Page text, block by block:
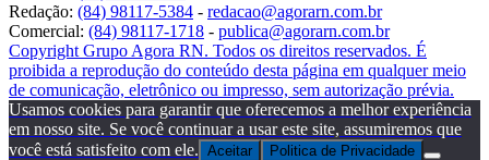
Redação: (84) 98117-5384 - redacao@agorarn.com.br
Comercial: (84) 98117-1718 - publica@agorarn.com.br
Copyright Grupo Agora RN. Todos os direitos reservados. É
proibida a reprodução do conteúdo desta página em qualquer meio
de comunicação, eletrônico ou impresso, sem autorização prévia.
Usamos cookies para garantir que oferecemos a melhor experiência
em nosso site. Se você continuar a usar este site, assumiremos que
você está satisfeito com ele. Aceitar Politica de Privacidade